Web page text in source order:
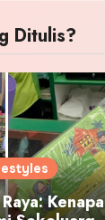
Ditulis?
Kenapa